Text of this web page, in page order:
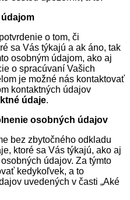
o tom, či
sa Vás týkajú a ak áno, tak
osobným údajom, ako aj
o spracúvaní Vašich
je možné nás kontaktovať
kontaktných údajov
údaje.
osobných údajov
bez zbytočného odkladu
ktoré sa Vás týkajú, ako aj
údajov. Za týmto
kedykoľvek, a to
uvedených v časti „Aké